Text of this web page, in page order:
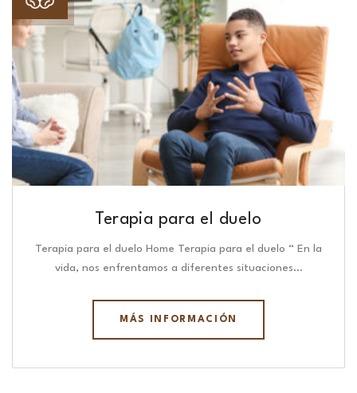
Terapia para el duelo
Terapia para el duelo Home Terapia para el duelo “ En la
vida, nos enfrentamos a diferentes situaciones…
MÁS INFORMACIÓN